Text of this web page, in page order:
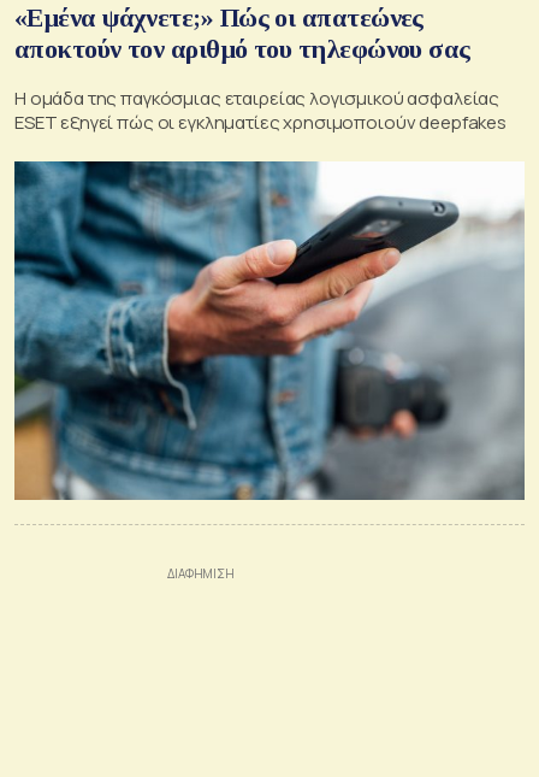
«Εμένα ψάχνετε;» Πώς οι απατεώνες
αποκτούν τον αριθμό του τηλεφώνου σας
Η ομάδα της παγκόσμιας εταιρείας λογισμικού ασφαλείας
ESET εξηγεί πώς οι εγκληματίες χρησιμοποιούν deepfakes